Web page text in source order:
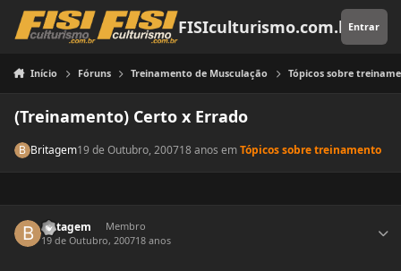
Pular para o conteúdo
FISIculturismo.com.brEntrar
Início Fóruns Treinamento de Musculação Tópicos sobre
(Treinamento) Certo x Errado
Britagem19 de Outubro, 200718 anos emTópicos sobre treinamento
Britagem
Membro
19 de Outubro, 200718 anos